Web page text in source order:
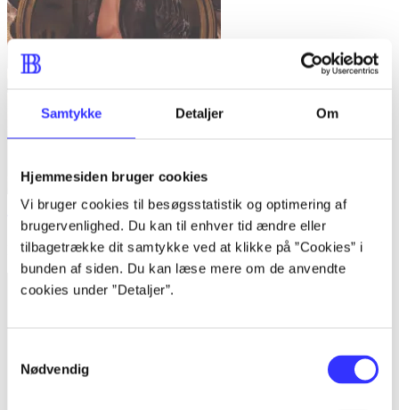
Samtykke Detaljer Om
Hjemmesiden bruger cookies
Vi bruger cookies til besøgsstatistik og optimering af
brugervenlighed. Du kan til enhver tid ændre eller
tilbagetrække dit samtykke ved at klikke på ”Cookies” i
bunden af siden. Du kan læse mere om de anvendte
cookies under ”Detaljer”.
Nødvendig
The iron duke
Meljean Brook